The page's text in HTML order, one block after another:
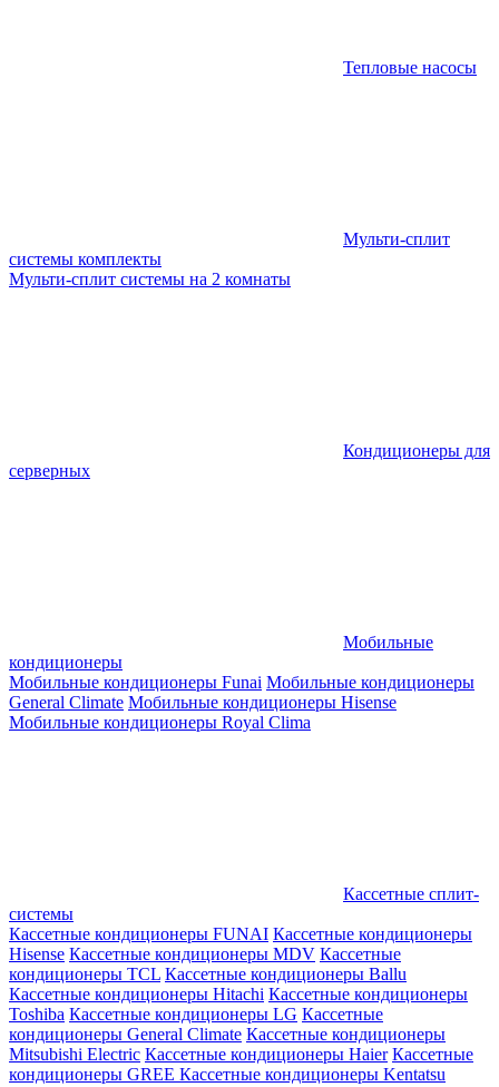
Тепловые насосы
Мульти-сплит
системы комплекты
Мульти-сплит системы на 2 комнаты
Кондиционеры для
серверных
Мобильные
кондиционеры
Мобильные кондиционеры Funai Мобильные кондиционеры
General Climate Мобильные кондиционеры Hisense
Мобильные кондиционеры Royal Clima
Кассетные сплит-
системы
Кассетные кондиционеры FUNAI Кассетные кондиционеры
Hisense Кассетные кондиционеры MDV Кассетные
кондиционеры TCL Кассетные кондиционеры Ballu
Кассетные кондиционеры Hitachi Кассетные кондиционеры
Toshiba Кассетные кондиционеры LG Кассетные
кондиционеры General Climate Кассетные кондиционеры
Mitsubishi Electric Кассетные кондиционеры Haier Кассетные
кондиционеры GREE Кассетные кондиционеры Kentatsu